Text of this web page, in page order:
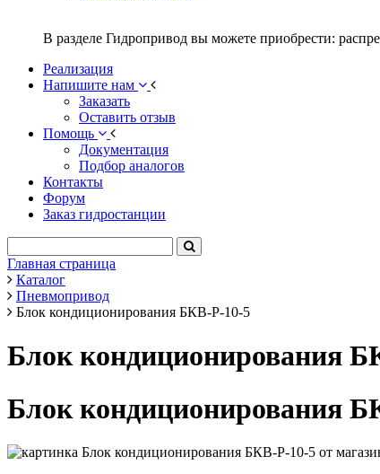
В разделе Гидропривод вы можете приобрести:
Реализация
Напишите нам
Заказать
Оставить отзыв
Помощь
Документация
Подбор аналогов
Контакты
Форум
Заказ гидростанции
Главная страница
Каталог
Пневмопривод
Блок кондиционирования БКВ-Р-10-5
Блок кондиционирования
Блок кондиционирования